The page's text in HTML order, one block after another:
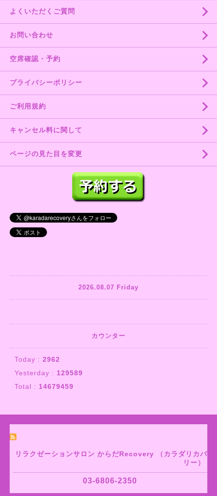
よくいただくご質問
お問い合わせ
空席確認・予約
プライバシーポリシー
ご利用規約
キャンセル料に関して
ページの見た目を変更
2026.08.07 Friday
カウンター
Today : 2962
Yesterday : 129589
Total : 14679459
リラクゼーションサロン からだRecovery （カラダリカバ
リー）
03-6806-2350